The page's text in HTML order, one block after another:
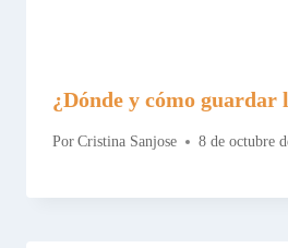
¿Dónde y cómo guardar
Por Cristina Sanjose 8 de octubre